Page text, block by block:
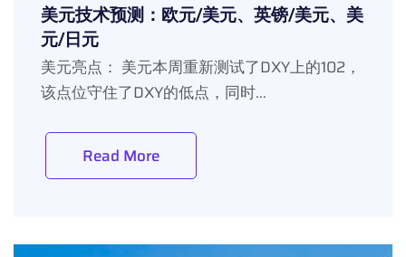
美元技术预测：欧元/美元、英镑/美元、美
元/日元
美元亮点： 美元本周重新测试了DXY上的102，
该点位守住了DXY的低点，同时...
Read More